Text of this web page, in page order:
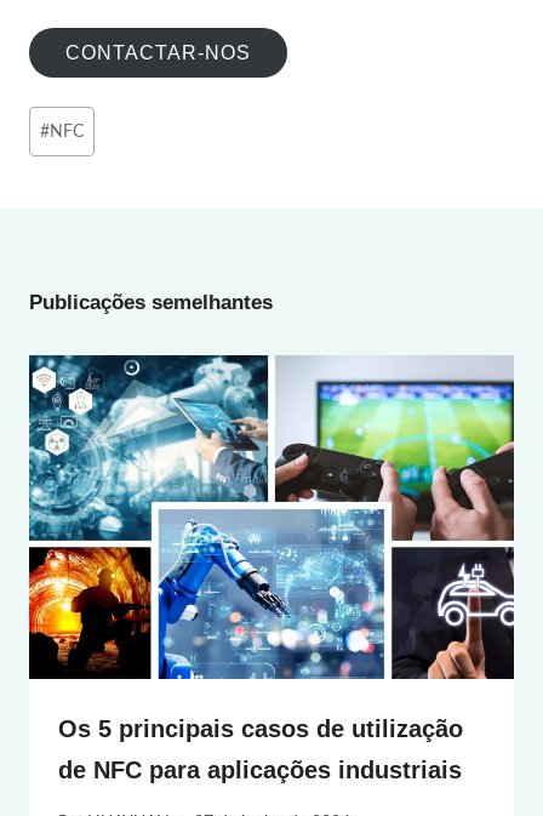
CONTACTAR-NOS
Post
#NFC
Publicações semelhantes
Os 5 principais casos de utilização
de NFC para aplicações industriais